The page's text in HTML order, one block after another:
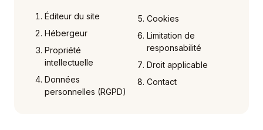
Éditeur du site
Hébergeur
Propriété
intellectuelle
Données
personnelles (RGPD)
Cookies
Limitation de
responsabilité
Droit applicable
Contact